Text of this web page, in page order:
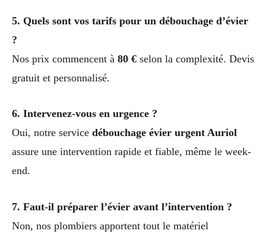
5. Quels sont vos tarifs pour un débouchage d’évier
?
Nos prix commencent à 80 € selon la complexité. Devis
gratuit et personnalisé.
6. Intervenez-vous en urgence ?
Oui, notre service débouchage évier urgent Auriol
assure une intervention rapide et fiable, même le week-
end.
7. Faut-il préparer l’évier avant l’intervention ?
Non, nos plombiers apportent tout le matériel